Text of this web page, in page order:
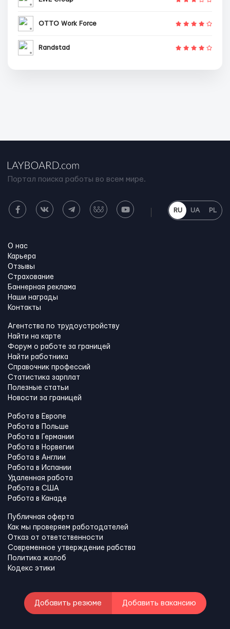
OTTO Work Force
Randstad
Портал поиска работы во всем мире.
RU UA PL
О нас
Карьера
Отзывы
Страхование
Баннерная реклама
Наши награды
Контакты
Агентства по трудоустройству
Найти на карте
Форум о работе за границей
Найти работника
Справочник профессий
Статистика зарплат
Полезные статьи
Новости за границей
Работа в Европе
Работа в Польше
Работа в Германии
Работа в Норвегии
Работа в Англии
Работа в Испании
Удаленная работа
Работа в США
Работа в Канадe
Публичная оферта
Как мы проверяем работодателей
Отказ от ответственности
Современное утверждение рабства
Политика жалоб
Кодекс этики
Добавить резюме Добавить вакансию